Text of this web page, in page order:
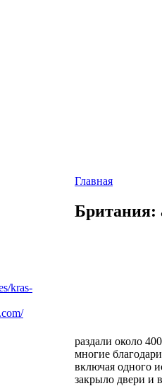
Главная
Британия:
раздали около
многие
включая одного
закрыло двери и